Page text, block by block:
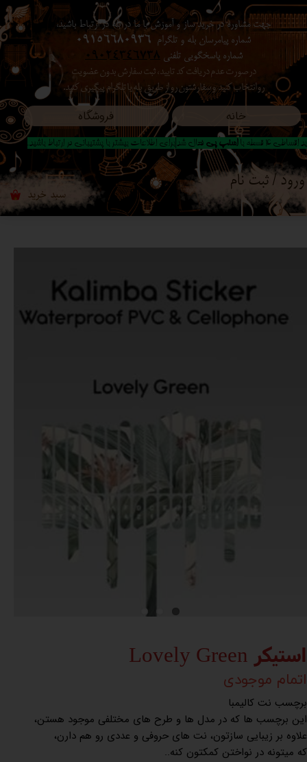
خانه فروشگاه
جهت مشاوره در خرید ساز و آموزش با ما در بله در ارتباط باشید،
شماره پیامرسان بله و تلگرام 09156680936
شماره پاسخگویی تلفنی 09024346738
در صورت عدم دریافت کد تایید ، ثبت سفارش بدون عضویت
رو انتخاب کنید ​​​​​​​ و سفارشتون رو از طریق بله یا تلگرام پیگیری کنید.
۰ سبد خرید
ورود / ثبت نام
حساب کاربری من
تغییر گذر واژه
سفارشات
خروج از حساب کاربری
اقساطی 4 قسطه با اسنپ پی فعال شد|برای اطلاعات بیشتر با پشتیبانی در ارتباط باشید..
استیکر Lovely Green
اتمام موجودی
برچسب نت کالیمبا
این برچسب ها که در مدل ها و طرح های مختلفی موجود هستن،
علاوه بر زیبایی سازتون، نت های حروفی و عددی رو هم دارن،
که میتونه در نواختن کمکتون کنه..